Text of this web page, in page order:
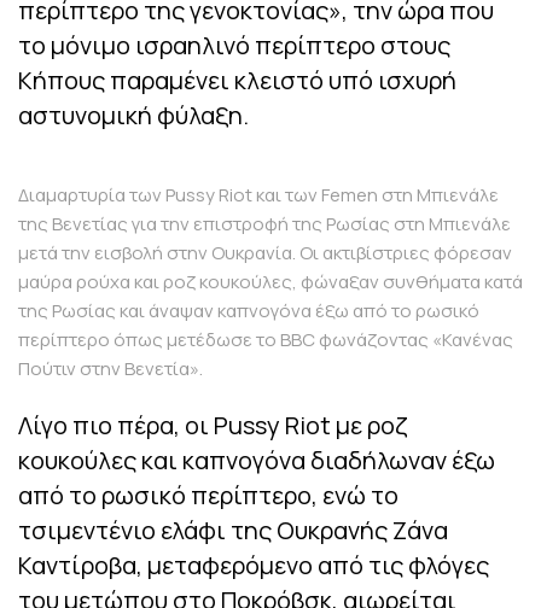
περίπτερο της γενοκτονίας», την ώρα που
το μόνιμο ισραηλινό περίπτερο στους
Κήπους παραμένει κλειστό υπό ισχυρή
αστυνομική φύλαξη.
Διαμαρτυρία των Pussy Riot και των Femen στη Μπιενάλε
της Βενετίας για την επιστροφή της Ρωσίας στη Μπιενάλε
μετά την εισβολή στην Ουκρανία. Οι ακτιβίστριες φόρεσαν
μαύρα ρούχα και ροζ κουκούλες, φώναξαν συνθήματα κατά
της Ρωσίας και άναψαν καπνογόνα έξω από το ρωσικό
περίπτερο όπως μετέδωσε το BBC φωνάζοντας «Κανένας
Πούτιν στην Βενετία».
Λίγο πιο πέρα, οι Pussy Riot με ροζ
κουκούλες και καπνογόνα διαδήλωναν έξω
από το ρωσικό περίπτερο, ενώ το
τσιμεντένιο ελάφι της Ουκρανής Ζάνα
Καντίροβα, μεταφερόμενο από τις φλόγες
του μετώπου στο Ποκρόβσκ, αιωρείται